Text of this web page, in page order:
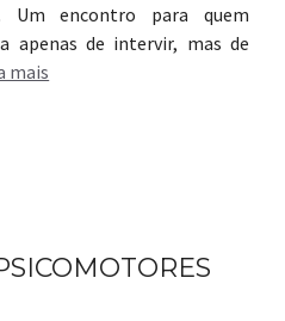
Um encontro para quem
apenas de intervir, mas de
mais